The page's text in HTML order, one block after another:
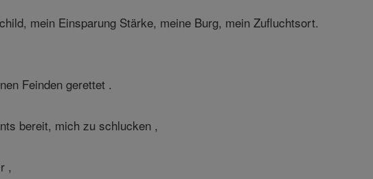
mein Einsparung Stärke, meine Burg, mein Zufluchtsort.
Feinden gerettet .
bereit, mich zu schlucken ,
,